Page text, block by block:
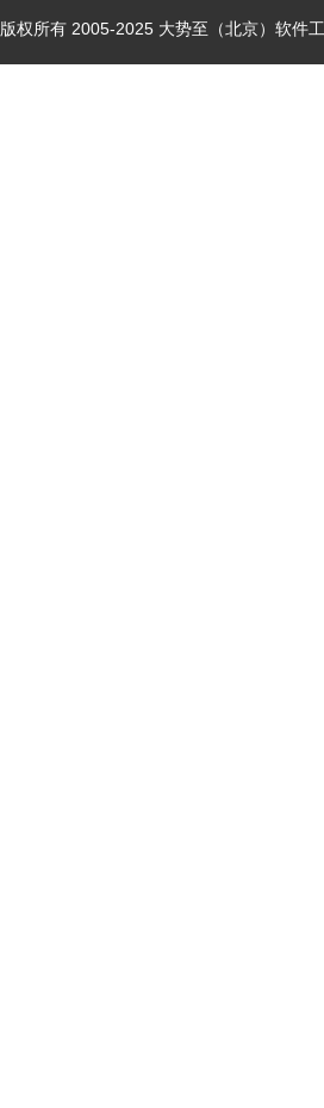
版权所有 2005-2025 大势至（北京）软件